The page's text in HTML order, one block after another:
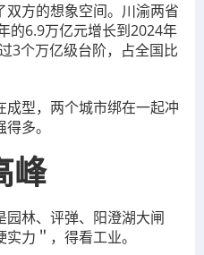
方的想象空间。川渝两省
的6.9万亿元增长到2024年
3个万亿级台阶，占全国比
型，两个城市绑在一起冲
多。
峰
园林、评弹、阳澄湖大闸
力＂，得看工业。